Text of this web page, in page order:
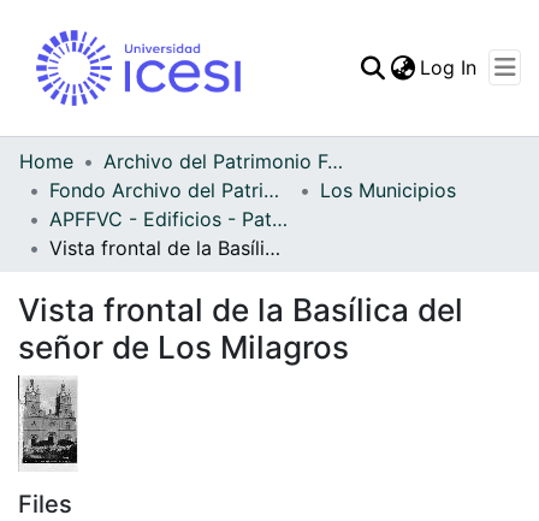
Statistics
Log In
Home
Archivo del Patrimonio Fotográfico y Fílmico del Valle del Cauca
Fondo Archivo del Patrimonio Fotográfico y Fílmico del Valle del Cauca
Los Municipios
APFFVC - Edificios - Patrimonial
Vista frontal de la Basílica del señor de Los Milagros
Vista frontal de la Basílica del
señor de Los Milagros
Files